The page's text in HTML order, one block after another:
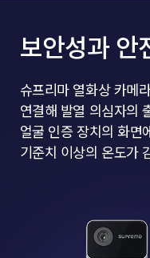
보안성과 안
슈프리마 열화상 카메
연결해 발열 의심자의
얼굴 인증 장치의 화면
기준치 이상의 온도가